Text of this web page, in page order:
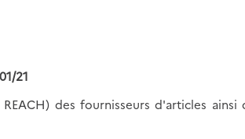
21
des fournisseurs d'articles